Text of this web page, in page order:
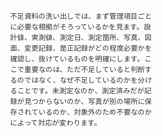
不足資料の洗い出しでは、まず管理項目ごと
に必要な根拠がそろっているかを見ます。設
計値、実測値、測定日、測定箇所、写真、図
面、変更記録、是正記録がどの程度必要かを
確認し、抜けているものを明確にします。こ
こで重要なのは、ただ不足していると判断す
るのではなく、なぜ不足しているのかを分け
ることです。未測定なのか、測定済みだが記
録が見つからないのか、写真が別の場所に保
存されているのか、対象外のため不要なのか
によって対応が変わります。